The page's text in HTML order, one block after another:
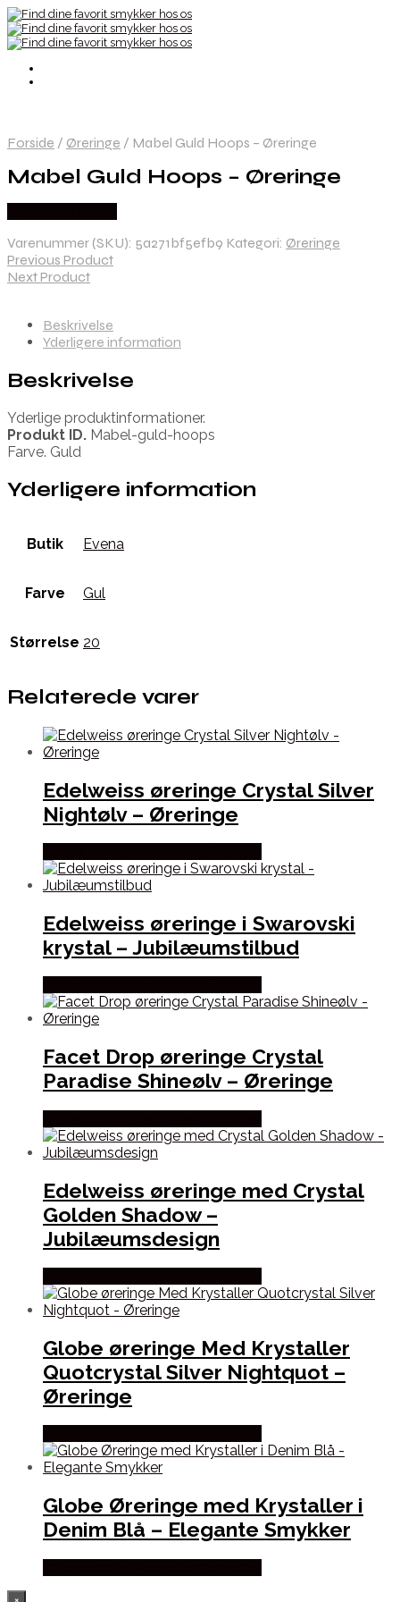
Forside / Øreringe / Mabel Guld Hoops – Øreringe
Mabel Guld Hoops – Øreringe
Varenummer (SKU): 5a271bf5efb9 Kategori: Øreringe
Previous Product
Next Product
Beskrivelse
Yderligere information
Beskrivelse
Yderlige produktinformationer.
Produkt ID. Mabel-guld-hoops
Farve. Guld
Yderligere information
Butik Evena
Farve Gul
Størrelse 20
Relaterede varer
Edelweiss øreringe Crystal Silver
Nightølv – Øreringe
Edelweiss øreringe i Swarovski
krystal – Jubilæumstilbud
Facet Drop øreringe Crystal
Paradise Shineølv – Øreringe
Edelweiss øreringe med Crystal
Golden Shadow –
Jubilæumsdesign
Globe øreringe Med Krystaller
Quotcrystal Silver Nightquot –
Øreringe
Globe Øreringe med Krystaller i
Denim Blå – Elegante Smykker